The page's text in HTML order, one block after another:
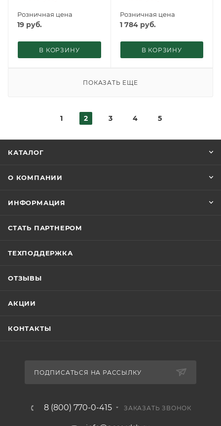
Розничная цена
19 руб.
В КОРЗИНУ
Розничная цена
1 784руб.
В КОРЗИНУ
ПОКАЗАТЬ ЕЩЕ
1 2 3 4 5
КАТАЛОГ
О КОМПАНИИ
ИНФОРМАЦИЯ
СТАТЬ ПАРТНЕРОМ
ТЕХПОДДЕРЖКА
ОТЗЫВЫ
АКЦИИ
КОНТАКТЫ
ПОДПИСАТЬСЯ НА РАССЫЛКУ
8 (800) 770-0-415 ЗАКАЗАТЬ ЗВОНОК